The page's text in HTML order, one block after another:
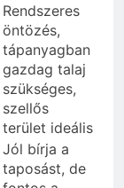
Rendszeres
öntözés,
tápanyagban
gazdag talaj
szükséges,
szellős
terület ideális
Jól bírja a
taposást, de